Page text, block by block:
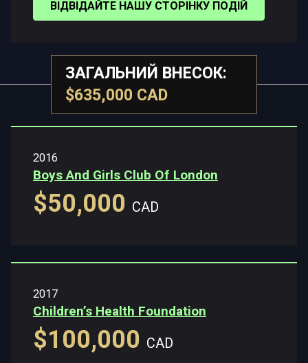
ВІДВІДАЙТЕ НАШУ СТОРІНКУ ПОДІЙ
ЗАГАЛЬНИЙ ВНЕСОК:
$635,000 CAD
2016
Boys And Girls Club Of London
$50,000 CAD
2017
Children’s Health Foundation
$100,000 CAD